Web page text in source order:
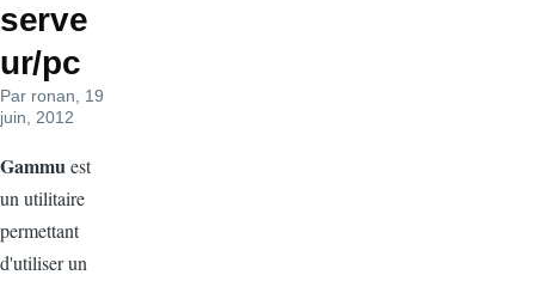
serve
ur/pc
Par ronan , 19
juin, 2012
Gammuest
un utilitaire
permettant
d'utiliser un